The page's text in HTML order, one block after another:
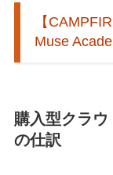
【
Muse
購入型クラ
の仕訳